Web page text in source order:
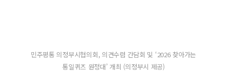
민주평통 의정부시협의회, 의견수렴 간담회 및 ‘2026 찾아가는
통일퀴즈 원정대’ 개최 (의정부시 제공)